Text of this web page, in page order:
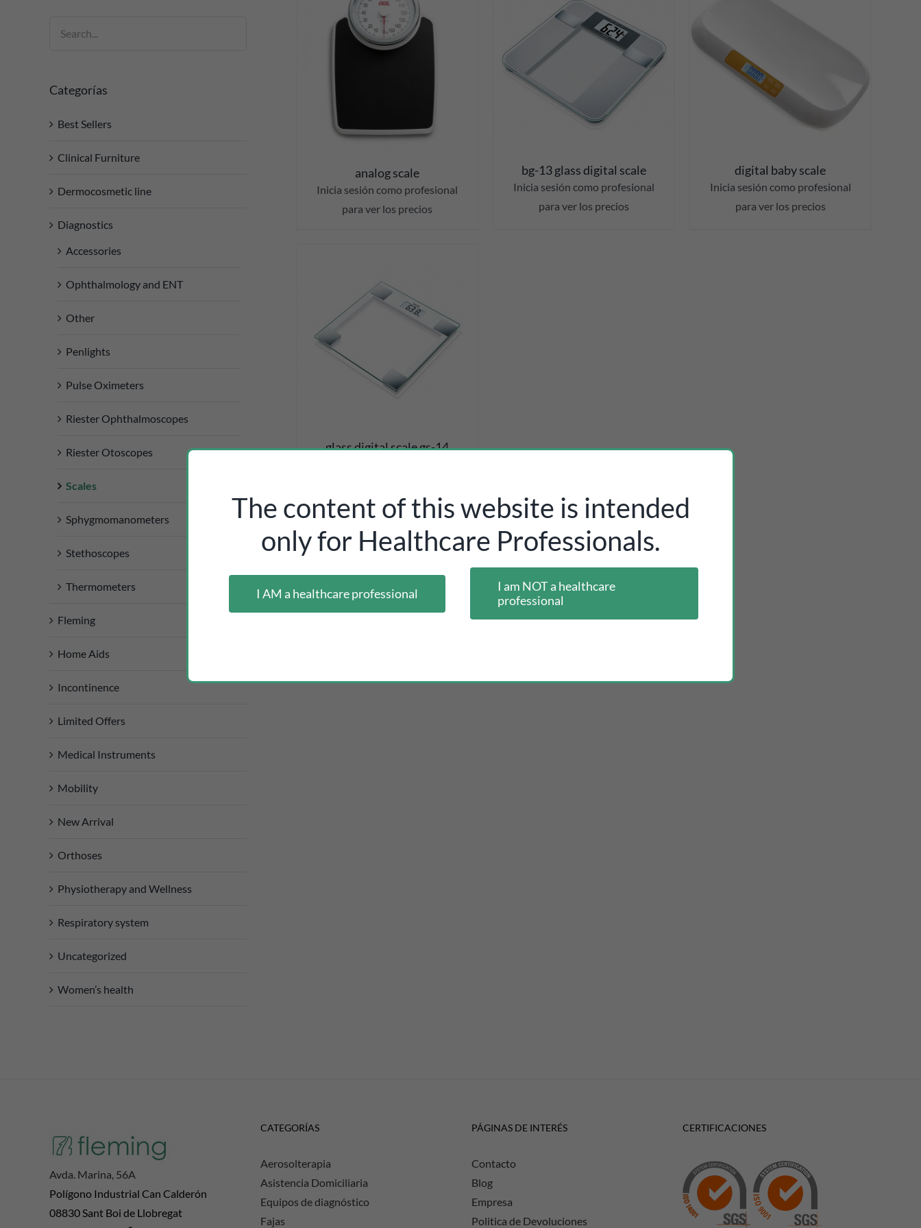
analog scale
Inicia sesión como profesional
para ver los precios
bg-13 glass digital scale
Inicia sesión como profesional
para ver los precios
digital baby scale
Inicia sesión como profesional
para ver los precios
glass digital scale gs-14
Categorías
Best Sellers
Clinical Furniture
Dermocosmetic line
Diagnostics
Accessories
Ophthalmology and ENT
Other
Penlights
Pulse Oximeters
Riester Ophthalmoscopes
Riester Otoscopes
Scales
Sphygmomanometers
Stethoscopes
Thermometers
Fleming
Home Aids
Incontinence
Limited Offers
Medical Instruments
Mobility
New Arrival
Orthoses
Physiotherapy and Wellness
Respiratory system
Uncategorized
Women’s health
Avda. Marina, 56A
Polígono Industrial Can Calderón
08830 Sant Boi de Llobregat
CATEGORÍAS
Aerosolterapia
Asistencia Domiciliaria
Equipos de diagnóstico
Fajas
PÁGINAS DE INTERÉS
Contacto
Blog
Empresa
Politica de Devoluciones
CERTIFICACIONES
The content of this website is intended
only for Healthcare Professionals.
I AM a healthcare professional
I am NOT a healthcare
professional